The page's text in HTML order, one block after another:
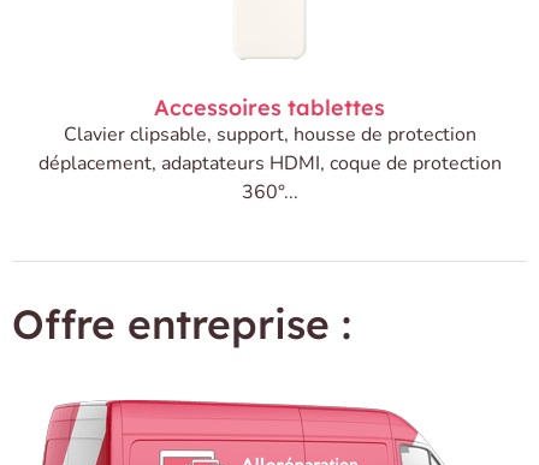
Accessoires tablettes
Clavier clipsable, support, housse de protection
déplacement, adaptateurs HDMI, coque de protection
360°...
Offre entreprise :